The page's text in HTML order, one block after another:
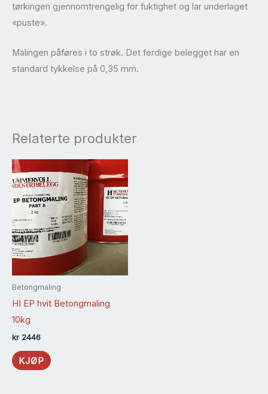
tørkingen gjennomtrengelig for fuktighet og lar underlaget
«puste».
Malingen påføres i to strøk. Det ferdige belegget har en
standard tykkelse på 0,35 mm.
Relaterte produkter
Betongmaling
HI EP hvit Betongmaling
10kg
kr 2446
KJØP